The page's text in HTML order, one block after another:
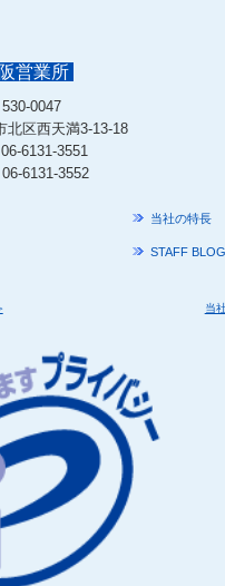
営業所
0047
北区西天満3-13-18
06-6131-3551
6131-3552
当社の特長
STAFF BLOG
当